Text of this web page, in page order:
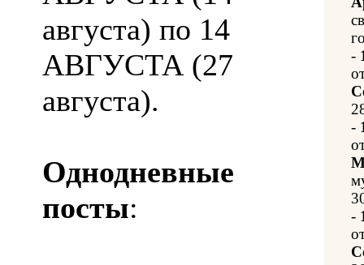
августа) по 14
АВГУСТА (27
августа).
Однодневные
посты:
-
-
-